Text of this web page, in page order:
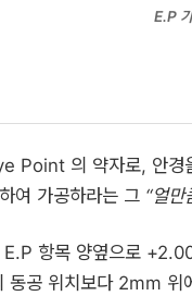
E.P
Point 의 약자로, 안경
여 가공하라는 그 “얼만
항목 양옆으로
동공 위치보다 2mm 위